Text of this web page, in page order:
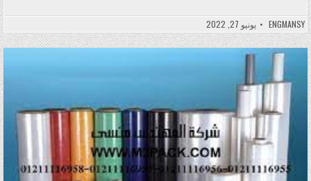
ENGMANSY يونيو 27, 2022